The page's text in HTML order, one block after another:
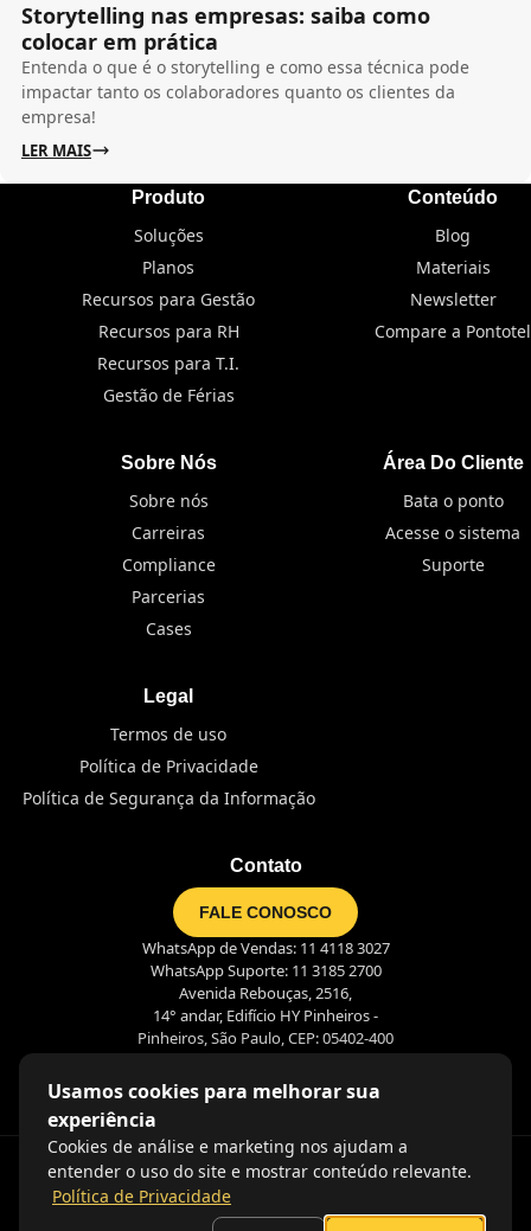
Storytelling nas empresas: saiba como
colocar em prática
Entenda o que é o storytelling e como essa técnica pode
impactar tanto os colaboradores quanto os clientes da
empresa!
LER MAIS
Produto
Soluções
Planos
Recursos para Gestão
Recursos para RH
Recursos para T.I.
Gestão de Férias
Conteúdo
Blog
Materiais
Newsletter
Compare a Pontotel
Sobre Nós
Sobre nós
Carreiras
Compliance
Parcerias
Cases
Área Do Cliente
Bata o ponto
Acesse o sistema
Suporte
Legal
Termos de uso
Política de Privacidade
Política de Segurança da Informação
Contato
FALE CONOSCO
WhatsApp de Vendas: 11 4118 3027
WhatsApp Suporte: 11 3185 2700
Avenida Rebouças, 2516,
14° andar, Edifício HY Pinheiros -
Pinheiros, São Paulo, CEP: 05402-400
Usamos cookies para melhorar sua
experiência
Cookies de análise e marketing nos ajudam a
entender o uso do site e mostrar conteúdo relevante.
Política de Privacidade